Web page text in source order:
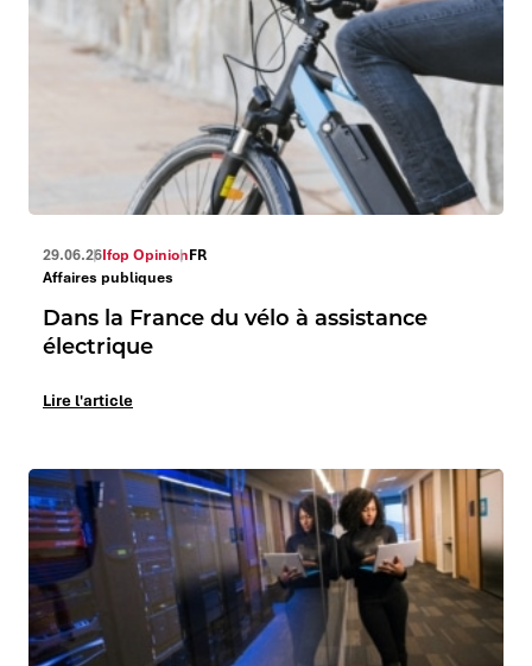
29.06.26Ifop OpinionFR
Affaires publiques
Dans la France du vélo à assistance
électrique
Lire l'article